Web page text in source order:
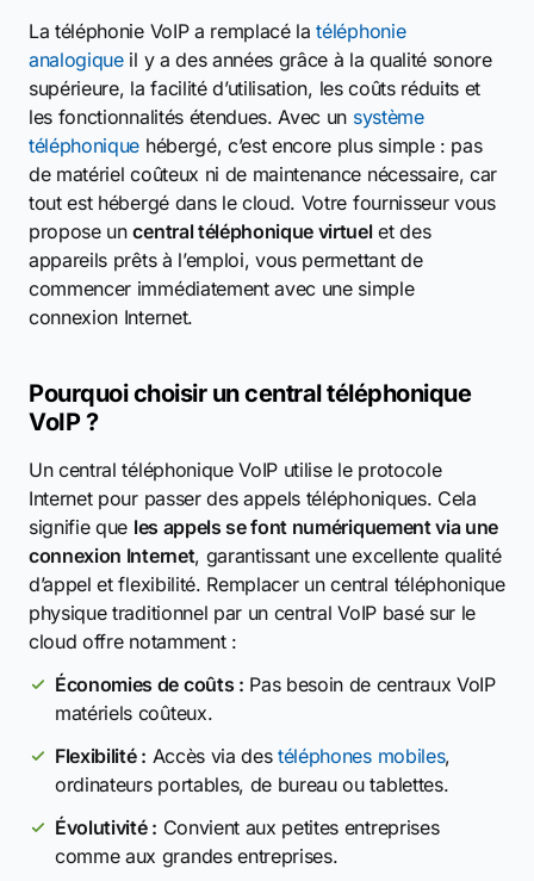
La téléphonie VoIP a remplacé latéléphonie
analogiqueil y a des années grâce à la qualité sonore
supérieure, la facilité d’utilisation, les coûts réduits et
les fonctionnalités étendues. Avec un système
téléphonique hébergé, c’est encore plus simple : pas
de matériel coûteux ni de maintenance nécessaire, car
tout est hébergé dans le cloud. Votre fournisseur vous
propose uncentral téléphonique virtuelet des
appareils prêts à l’emploi, vous permettant de
commencer immédiatement avec une simple
connexion Internet.
Pourquoi choisir un central téléphonique
VoIP ?
Un central téléphonique VoIP utilise le protocole
Internet pour passer des appels téléphoniques. Cela
signifie que les appels se font numériquement via une
connexion Internet, garantissant une excellente qualité
d’appel et flexibilité. Remplacer un central téléphonique
physique traditionnel par un central VoIP basé sur le
cloud offre notamment :
Économies de coûts : Pas besoin de centraux VoIP
matériels coûteux.
Flexibilité : Accès via destéléphones mobiles,
ordinateurs portables, de bureau ou tablettes.
Évolutivité : Convient aux petites entreprises
comme aux grandes entreprises.